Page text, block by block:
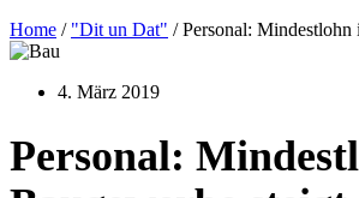
Home / "Dit un Dat" / Personal: Mindestlohn
4. März 2019
Personal: